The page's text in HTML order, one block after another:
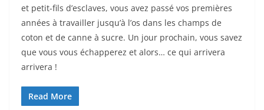
et petit-fils d’esclaves, vous avez passé vos premières
années à travailler jusqu’à l’os dans les champs de
coton et de canne à sucre. Un jour prochain, vous savez
que vous vous échapperez et alors… ce qui arrivera
arrivera !
Read More